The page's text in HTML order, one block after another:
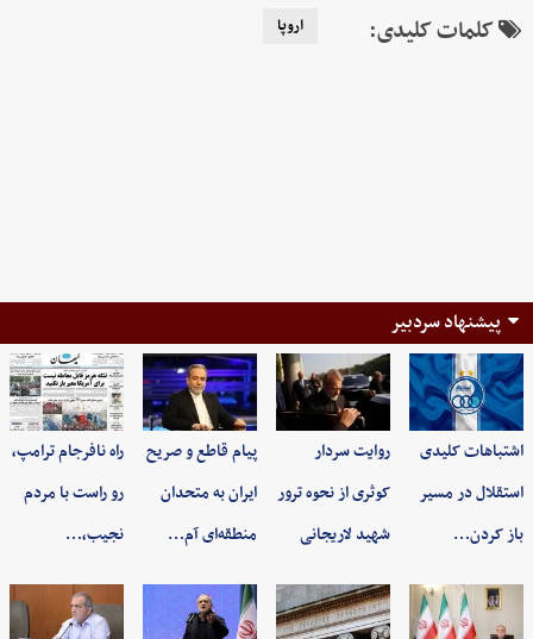
کلمات کلیدی: اروپا
پیشنهاد سردبیر
اشتباهات کلیدی
استقلال در مسیر
باز کردن…
روایت سردار
کوثری از نحوه ترور
شهید لاریجانی
پیام قاطع و صریح
ایران به متحدان
منطقه‌ای آم…
راه نافرجام ترامپ،
رو راست با مردم
نجیب،…